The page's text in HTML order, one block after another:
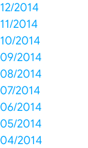
12/2014
11/2014
10/2014
09/2014
08/2014
07/2014
06/2014
05/2014
04/2014